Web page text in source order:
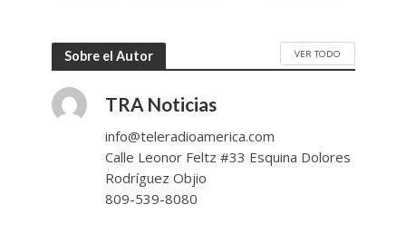
Sobre el Autor VER TODO
TRA Noticias
info@teleradioamerica.com
Calle Leonor Feltz #33 Esquina Dolores
Rodríguez Objio
809-539-8080